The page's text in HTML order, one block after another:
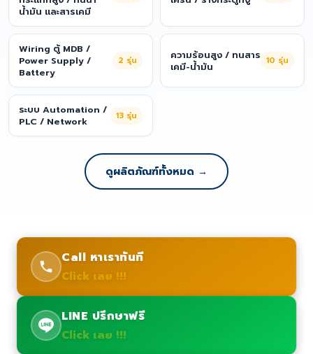
น้ำมัน และสารเคมี
Wiring ตู้ MDB /
Power Supply /
Battery
2 รุ่น
ความร้อนสูง / ทนสาร
เคมี-น้ำมัน
10 รุ่น
ระบบ Automation /
PLC / Network
13 รุ่น
ดูผลิตภัณฑ์ทั้งหมด →
Call หาเราทันที
Click เลย !!!
LINE ปรึกษาฟรี
Click เลย !!!